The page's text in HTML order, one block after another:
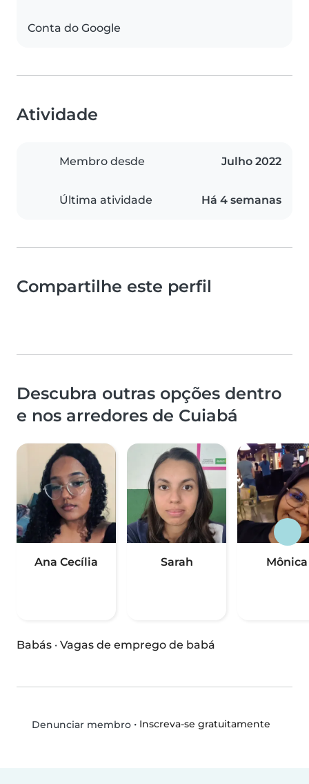
Conta do Google
Atividade
Membro desde Julho 2022
Última atividade Há 4 semanas
Compartilhe este perfil
Descubra outras opções dentro
e nos arredores de Cuiabá
Ana Cecília Sarah Mônica
Babás · Vagas de emprego de babá
Denunciar membro• Inscreva-se gratuitamente